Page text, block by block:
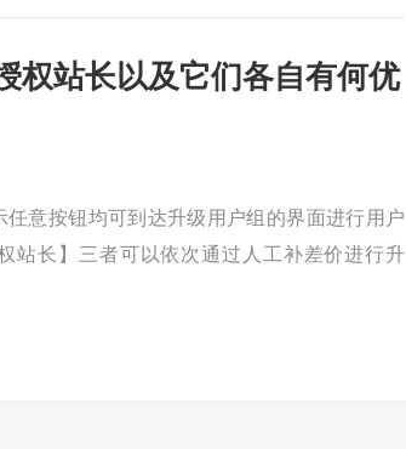
权站长以及它们各自有何优
意按钮均可到达升级用户组的界面进行用户
站长】三者可以依次通过人工补差价进行升